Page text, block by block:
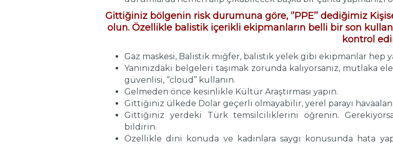
Gittiğiniz bölgenin risk durumuna göre, ‘’PPE’’ dediğimiz
olun. Özellikle balistik içerikli ekipmanların belli bir son
kontrol
Gaz maskesi, Balistik miğfer, balistik yelek gibi ekipmanlar hep
Yanınızdaki belgeleri taşımak zorunda kalıyorsanız, mutlaka
güvenlisi, ‘’cloud’’ kullanın.
Gelmeden önce kesinlikle Kültür Araştırması yapın.
Gittiğiniz ülkede Dolar geçerli olmayabilir, yerel parayı
Gittiğiniz yerdeki Türk temsilciliklerini öğrenin. Gerekiyorsa,
bildirin.
Özellikle dini konuda ve kadınlara saygı konusunda hata